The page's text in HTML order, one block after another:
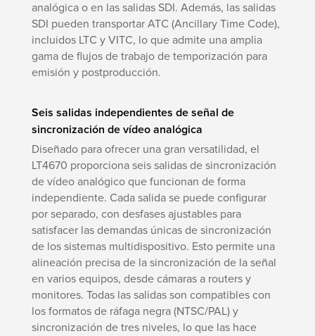
analógica o en las salidas SDI. Además, las salidas
SDI pueden transportar ATC (Ancillary Time Code),
incluidos LTC y VITC, lo que admite una amplia
gama de flujos de trabajo de temporización para
emisión y postproducción.
Seis salidas independientes de señal de
sincronización de vídeo analógica
Diseñado para ofrecer una gran versatilidad, el
LT4670 proporciona seis salidas de sincronización
de vídeo analógico que funcionan de forma
independiente. Cada salida se puede configurar
por separado, con desfases ajustables para
satisfacer las demandas únicas de sincronización
de los sistemas multidispositivo. Esto permite una
alineación precisa de la sincronización de la señal
en varios equipos, desde cámaras a routers y
monitores. Todas las salidas son compatibles con
los formatos de ráfaga negra (NTSC/PAL) y
sincronización de tres niveles, lo que las hace